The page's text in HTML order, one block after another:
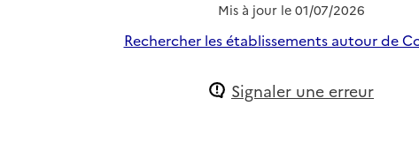
Mis à jour le 01/07/2026
Rechercher les établissements autour de
Signaler une erreur